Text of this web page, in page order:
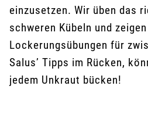
einzusetzen. Wir üben das
schweren Kübeln und
Lockerungsübungen für
Salus’ Tipps im Rücken,
jedem Unkraut bücken!